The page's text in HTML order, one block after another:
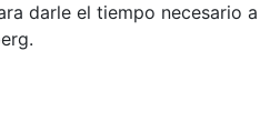
darle el tiempo necesario a